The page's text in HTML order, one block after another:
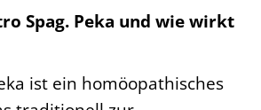
Spag. Peka und wie wirkt
ist ein homöopathisches